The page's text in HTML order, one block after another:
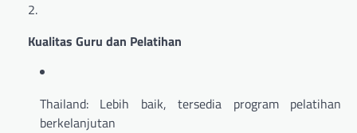
Kualitas Guru dan Pelatihan
Thailand: Lebih baik, tersedia program pelatihan
berkelanjutan